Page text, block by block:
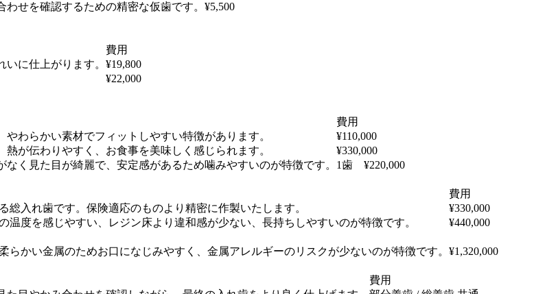
せを確認するための精密な仮歯です。 ¥5,500
費用
に仕上がります。 ¥19,800
¥22,000
費用
わらかい素材でフィットしやすい特徴があります。
¥110,000
が伝わりやすく、お食事を美味しく感じられます。
¥330,000
く見た目が綺麗で、安定感があるため噛みやすいのが特徴です。 1歯 ¥220,000
費用
入れ歯です。保険適応のものより精密に作製いたします。
¥330,000
度を感じやすい、レジン床より違和感が少ない、長持ちしやすいのが特徴です。 ¥440,000
かい金属のためお口になじみやすく、金属アレルギーのリスクが少ないのが特徴です。 ¥1,320,000
費用